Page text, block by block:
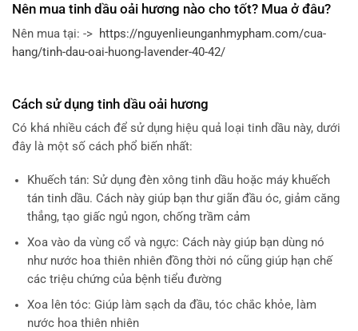
Nên mua tinh dầu oải hương nào cho tốt? Mua ở đâu?
Nên mua tại: -> https://nguyenlieunganhmypham.com/cua-
hang/tinh-dau-oai-huong-lavender-40-42/
Cách sử dụng tinh dầu oải hương
Có khá nhiều cách để sử dụng hiệu quả loại tinh dầu này, dưới
đây là một số cách phổ biến nhất:
Khuếch tán: Sử dụng đèn xông tinh dầu hoặc máy khuếch
tán tinh dầu. Cách này giúp bạn thư giãn đầu óc, giảm căng
thẳng, tạo giấc ngủ ngon, chống trầm cảm
Xoa vào da vùng cổ và ngực: Cách này giúp bạn dùng nó
như nước hoa thiên nhiên đồng thời nó cũng giúp hạn chế
các triệu chứng của bệnh tiểu đường
Xoa lên tóc: Giúp làm sạch da đầu, tóc chắc khỏe, làm
nước hoa thiên nhiên